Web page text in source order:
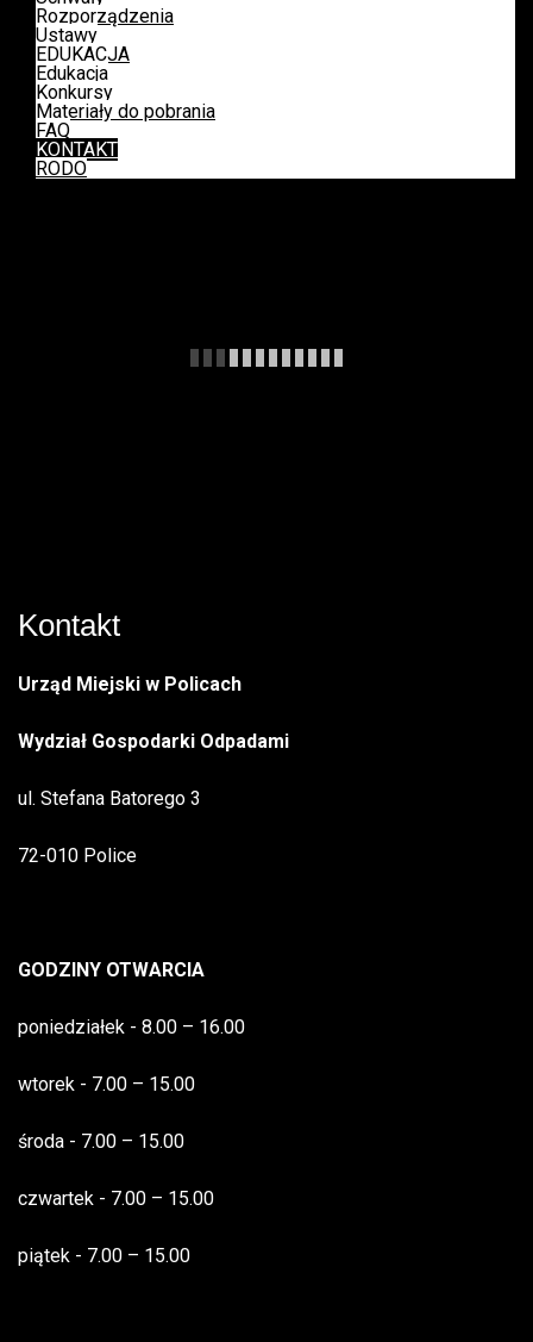
Rozporządzenia
Ustawy
EDUKACJA
Edukacja
Konkursy
Materiały do pobrania
FAQ
KONTAKT
RODO
Kontakt
Urząd Miejski w Policach
Wydział Gospodarki Odpadami
ul. Stefana Batorego 3
72-010 Police
GODZINY OTWARCIA
poniedziałek - 8.00 – 16.00
wtorek - 7.00 – 15.00
środa - 7.00 – 15.00
czwartek - 7.00 – 15.00
piątek - 7.00 – 15.00